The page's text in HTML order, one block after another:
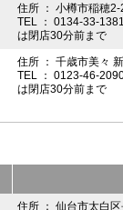
住所 ： 小樽市稲穂
TEL ： 0134-33-
は閉店30分前まで
住所 ： 千歳市美々
TEL ： 0123-46-
は閉店30分前まで
住所 ： 仙台市太白